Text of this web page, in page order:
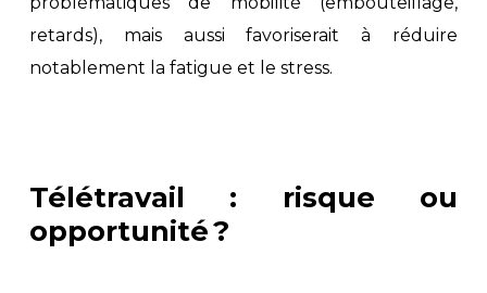
retards), mais aussi favoriserait à réduire
notablement la fatigue et le stress.
Télétravail : risque ou
opportunité ?